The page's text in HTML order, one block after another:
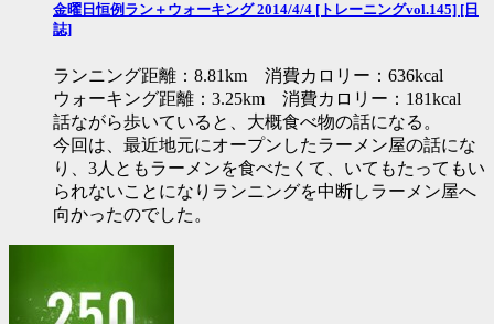
金曜日恒例ラン＋ウォーキング 2014/4/4 [トレーニングvol.145] [日
誌]
ランニング距離：8.81km 消費カロリー：636kcal
ウォーキング距離：3.25km 消費カロリー：181kcal
話ながら歩いていると、大概食べ物の話になる。
今回は、最近地元にオープンしたラーメン屋の話にな
り、3人ともラーメンを食べたくて、いてもたってもい
られないことになりランニングを中断しラーメン屋へ
向かったのでした。